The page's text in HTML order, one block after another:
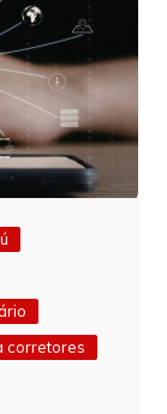
corretores